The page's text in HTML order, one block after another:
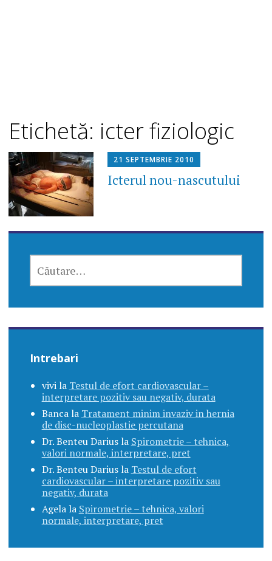
Etichetă: icter fiziologic
21 SEPTEMBRIE 2010
Icterul nou-nascutului
DUPĂ:
Intrebari
vivila Testul de efort cardiovascular –
interpretare pozitiv sau negativ, durata
Bancala Tratament minim invaziv in hernia
de disc-nucleoplastie percutana
Dr. Benteu Dariusla Spirometrie – tehnica,
valori normale, interpretare, pret
Dr. Benteu Dariusla Testul de efort
cardiovascular – interpretare pozitiv sau
negativ, durata
Agelala Spirometrie – tehnica, valori
normale, interpretare, pret